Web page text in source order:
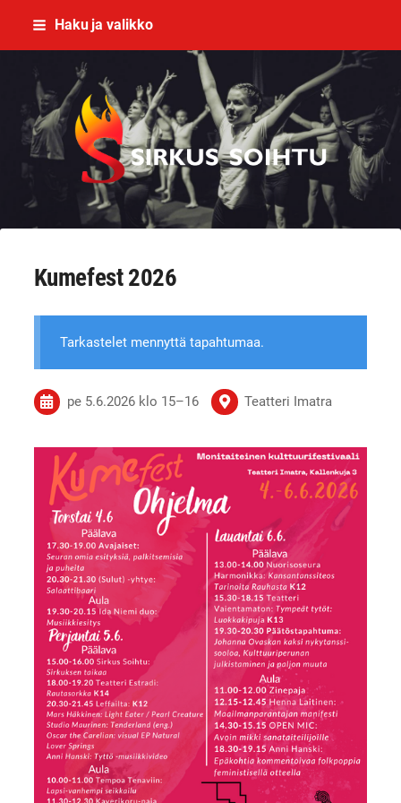
Siirry
Haku ja valikko
Imatran Nuorisosirkusyhdistys ry
Kumefest 2026
Tarkastelet mennyttä tapahtumaa.
pe 5.6.2026 klo 15–16 Teatteri Imatra